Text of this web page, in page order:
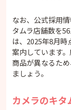
なお、公式採用
タムラ店舗数を
は、2025年8月
案内しています
商品が異なるた
ましょう。
カメラのキタ